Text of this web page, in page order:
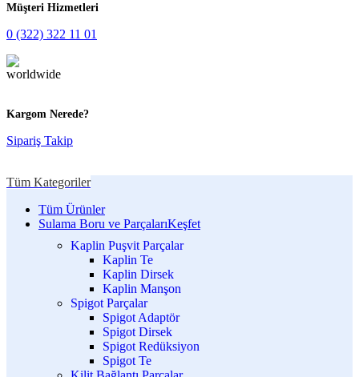
Müşteri Hizmetleri
0 (322) 322 11 01
Kargom Nerede?
Sipariş Takip
Tüm Kategoriler
Tüm Ürünler
Sulama Boru ve ParçalarıKeşfet
Kaplin Puşvit Parçalar
Kaplin Te
Kaplin Dirsek
Kaplin Manşon
Spigot Parçalar
Spigot Adaptör
Spigot Dirsek
Spigot Redüksiyon
Spigot Te